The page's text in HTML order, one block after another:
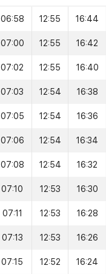
06:58 12:55 16:44
07:00 12:55 16:42
07:02 12:55 16:40
07:03 12:54 16:38
07:05 12:54 16:36
07:06 12:54 16:34
07:08 12:54 16:32
07:10 12:53 16:30
07:11 12:53 16:28
07:13 12:53 16:26
07:15 12:52 16:24